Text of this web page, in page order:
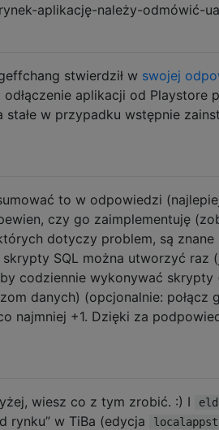
aplikację-należy-odmówić-
stwierdził w swojej
aplikacji od Playstore
stałe w przypadku wstępnie
to w odpowiedzi
czy go zaimplementuję
dotyczy problem, są
SQL można utworzyć raz
codziennie wykonywać skrypty
danych) (opcjonalnie: połącz
najmniej +1. Dzięki za
wiesz co z tym zrobić. :) I
rynku” w TiBa (edycja